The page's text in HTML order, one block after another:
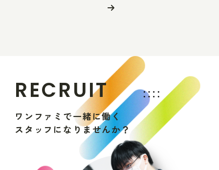
RECRUIT
ワ ン フ ァ ミ で一緒に働く
ス タ ッ フ にな りま せんか？